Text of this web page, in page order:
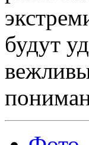
будут